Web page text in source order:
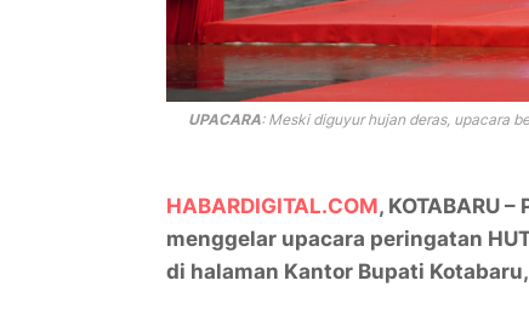
UPACARA: Meski diguyur hujan deras, upacara
HABARDIGITAL.COM, KOTABARU
menggelar upacara peringatan
di halaman Kantor Bupati